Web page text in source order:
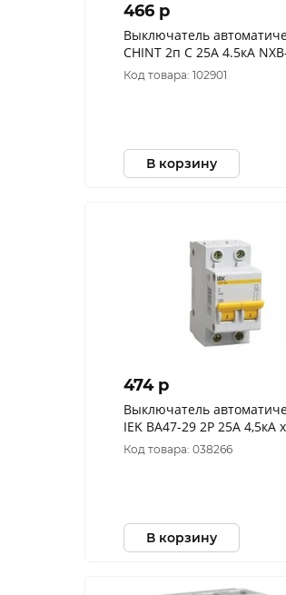
466 p
Выключатель
CHINT 2п C 25А 4.5кА
296790
Код товара: 102901
В корзину
474 p
Выключатель
IEK ВА47-29 2Р 25А 4,5кА
MVA20-2-025-C
Код товара: 038266
В корзину